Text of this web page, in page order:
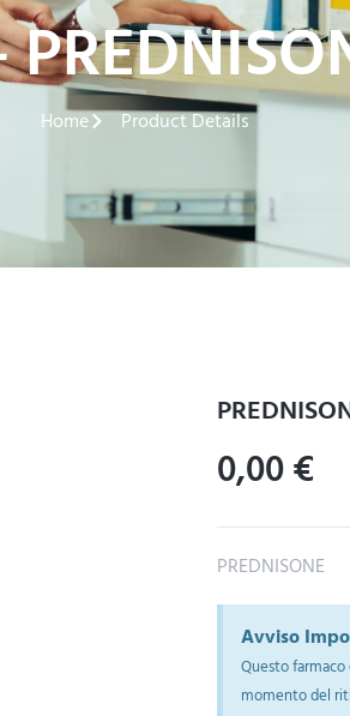
Home Product Details
0,00€
PREDNISONE
Avviso
Questo
momento del